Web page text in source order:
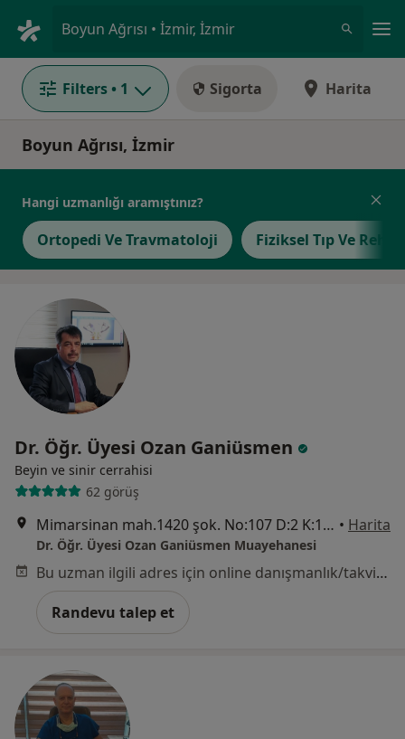
Boyun Ağrısı • İzmir, İzmir
Filters • 1 Sigorta Harita
Boyun Ağrısı, İzmir
Hangi uzmanlığı aramıştınız?
Ortopedi Ve Travmatoloji Fiziksel Tıp Ve
Dr. Öğr. Üyesi Ozan Ganiüsmen
Beyin ve sinir cerrahisi
62 görüş
Mimarsinan mah.1420 şok. No:107 D:2 K:1 Alsancak -İzmir(TRT Binası arkası), İzmir • Harita
Dr. Öğr. Üyesi Ozan Ganiüsmen Muayehanesi
Bu uzman ilgili adres için online danışmanlık/takvim sunmuyor.
Randevu talep et